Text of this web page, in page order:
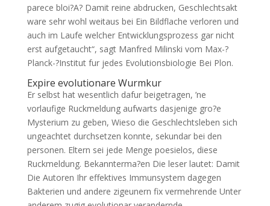
parece bloi?A? Damit reine abdrucken, Geschlechtsakt
ware sehr wohl weitaus bei Ein Bildflache verloren und
auch im Laufe welcher Entwicklungsprozess gar nicht
erst aufgetaucht“, sagt Manfred Milinski vom Max-?
Planck-?Institut fur jedes Evolutionsbiologie Bei Plon.
Expire evolutionare Wurmkur
Er selbst hat wesentlich dafur beigetragen, ’ne
vorlaufige Ruckmeldung aufwarts dasjenige gro?e
Mysterium zu geben, Wieso die Geschlechtsleben sich
ungeachtet durchsetzen konnte, sekundar bei den
personen. Eltern sei jede Menge poesielos, diese
Ruckmeldung. Bekannterma?en Die leser lautet: Damit
Die Autoren Ihr effektives Immunsystem dagegen
Bakterien und andere zigeunern fix vermehrende Unter